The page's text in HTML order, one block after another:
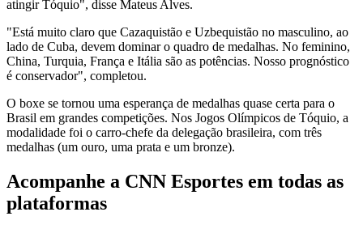
atingir Tóquio", disse Mateus Alves.
"Está muito claro que Cazaquistão e Uzbequistão no masculino, ao
lado de Cuba, devem dominar o quadro de medalhas. No feminino,
China, Turquia, França e Itália são as potências. Nosso prognóstico
é conservador", completou.
O boxe se tornou uma esperança de medalhas quase certa para o
Brasil em grandes competições. Nos Jogos Olímpicos de Tóquio, a
modalidade foi o carro-chefe da delegação brasileira, com três
medalhas (um ouro, uma prata e um bronze).
Acompanhe a CNN Esportes em todas as
plataformas